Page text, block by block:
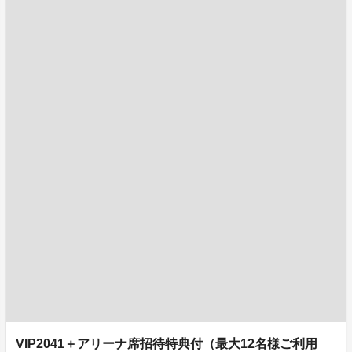
VIP2041＋アリーナ席招待特典付（最大12名様ご利用